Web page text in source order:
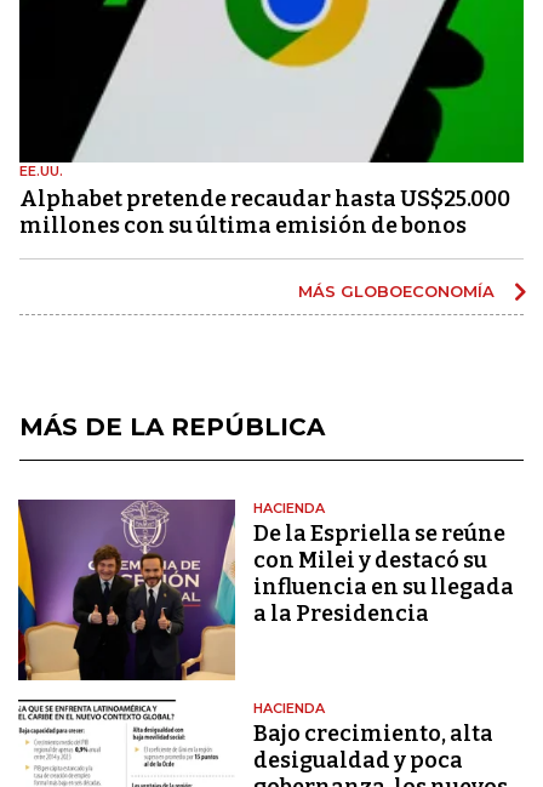
EE.UU.
Alphabet pretende recaudar hasta US$25.000
millones con su última emisión de bonos
MÁS GLOBOECONOMÍA
MÁS DE LA REPÚBLICA
HACIENDA
De la Espriella se reúne
con Milei y destacó su
influencia en su llegada
a la Presidencia
HACIENDA
Bajo crecimiento, alta
desigualdad y poca